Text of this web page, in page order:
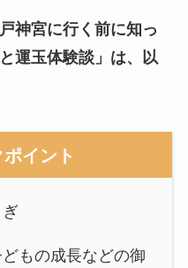
戸神宮に行く前に知っ
運玉体験談」は、以
イント
もの成長などの御